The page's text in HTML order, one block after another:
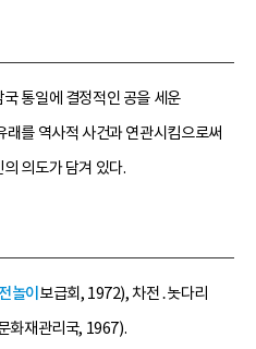
통일에 결정적인 공을 세운
를 역사적 사건과 연관시킴으로써
의도가 담겨 있다.
놀이 보급회, 1972), 차전․놋다리
화재관리국, 1967).